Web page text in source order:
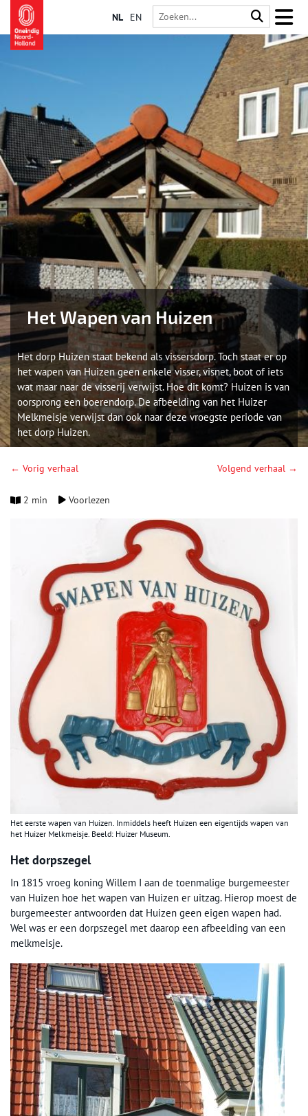
NL EN
Het Wapen van Huizen
Het dorp Huizen staat bekend als vissersdorp. Toch staat er op
het wapen van Huizen geen enkele visser, visnet, boot of iets
wat maar naar de visserij verwijst. Hoe dit komt? Huizen is van
oorsprong een boerendorp. De afbeelding van het Huizer
Melkmeisje verwijst dan ook naar deze vroegste periode van
het dorp Huizen.
← Vorig verhaal Volgend verhaal →
2 min Voorlezen
Het eerste wapen van Huizen. Inmiddels heeft Huizen een eigentijds wapen van
het Huizer Melkmeisje. Beeld: Huizer Museum.
Het dorpszegel
In 1815 vroeg koning Willem I aan de toenmalige burgemeester
van Huizen hoe het wapen van Huizen er uitzag. Hierop moest de
burgemeester antwoorden dat Huizen geen eigen wapen had.
Wel was er een dorpszegel met daarop een afbeelding van een
melkmeisje.